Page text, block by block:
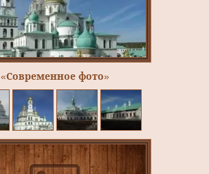
«Современное фото»